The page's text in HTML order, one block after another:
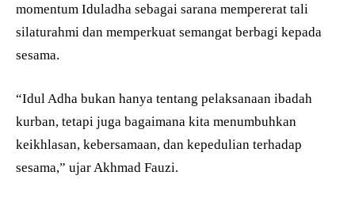
momentum Iduladha sebagai sarana mempererat tali
silaturahmi dan memperkuat semangat berbagi kepada
sesama.
“Idul Adha bukan hanya tentang pelaksanaan ibadah
kurban, tetapi juga bagaimana kita menumbuhkan
keikhlasan, kebersamaan, dan kepedulian terhadap
sesama,” ujar Akhmad Fauzi.